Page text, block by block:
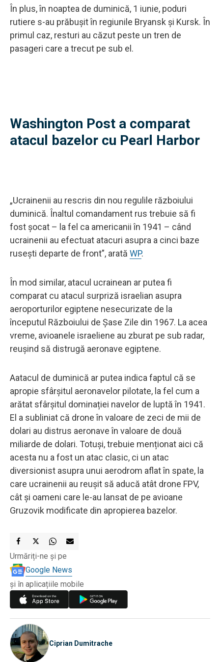
În plus, în noaptea de duminică, 1 iunie, poduri
rutiere s-au prăbușit în regiunile Bryansk și Kursk. În
primul caz, resturi au căzut peste un tren de
pasageri care a trecut pe sub el.
Washington Post a comparat
atacul bazelor cu Pearl Harbor
„Ucrainenii au rescris din nou regulile războiului
duminică. Înaltul comandament rus trebuie să fi
fost șocat – la fel ca americanii în 1941 – când
ucrainenii au efectuat atacuri asupra a cinci baze
rusești departe de front”, arată WP.
În mod similar, atacul ucrainean ar putea fi
comparat cu atacul surpriză israelian asupra
aeroporturilor egiptene nesecurizate de la
începutul Războiului de Șase Zile din 1967. La acea
vreme, avioanele israeliene au zburat pe sub radar,
reușind să distrugă aeronave egiptene.
Aatacul de duminică ar putea indica faptul că se
apropie sfârșitul aeronavelor pilotate, la fel cum a
arătat sfârșitul dominației navelor de luptă în 1941.
El a subliniat că drone în valoare de zeci de mii de
dolari au distrus aeronave în valoare de două
miliarde de dolari. Totuși, trebuie menționat aici că
acesta nu a fost un atac clasic, ci un atac
diversionist asupra unui aerodrom aflat în spate, la
care ucrainenii au reușit să aducă atât drone FPV,
cât și oameni care le-au lansat de pe avioane
Gruzovik modificate din apropierea bazelor.
Urmăriți-ne și pe
Google News
și în aplicațiile mobile
Ciprian Dumitrache